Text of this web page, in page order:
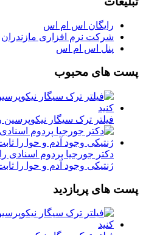
رایگان اس ام اس
شرکت نرم افزاری مازندران
پنل اس ام اس
پست های محبوب
فیلتر ترک سیگار نیکوپرسین
دکتر جورجیا پردوم اسنادی
ژنتیکی وجود آدم و حوا را
پست های پربازدید